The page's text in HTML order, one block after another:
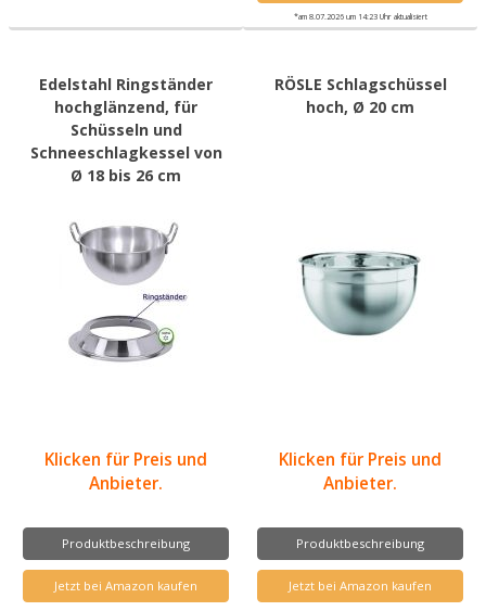
*am 8.07.2026 um 14:23 Uhr aktualisiert
Edelstahl Ringständer
hochglänzend, für
Schüsseln und
Schneeschlagkessel von
Ø 18 bis 26 cm
Klicken für Preis und
Anbieter.
Produktbeschreibung
Jetzt bei Amazon kaufen
RÖSLE Schlagschüssel
hoch, Ø 20 cm
Klicken für Preis und
Anbieter.
Produktbeschreibung
Jetzt bei Amazon kaufen